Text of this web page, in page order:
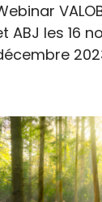
ABJ les 16